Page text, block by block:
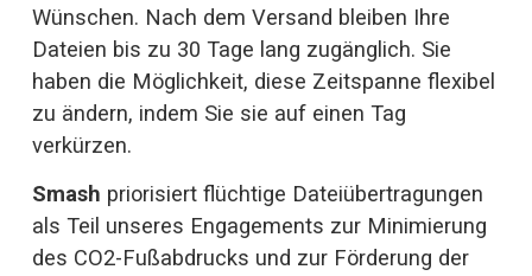
Wünschen. Nach dem Versand bleiben Ihre
Dateien bis zu 30 Tage lang zugänglich. Sie
haben die Möglichkeit, diese Zeitspanne flexibel
zu ändern, indem Sie sie auf einen Tag
verkürzen.
Smash priorisiert flüchtige Dateiübertragungen
als Teil unseres Engagements zur Minimierung
des CO2-Fußabdrucks und zur Förderung der